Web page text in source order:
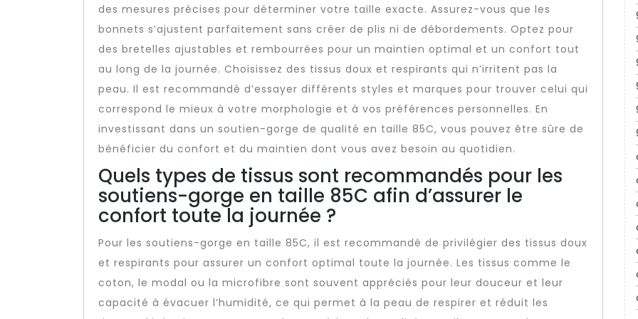
des mesures précises pour déterminer votre taille exacte. Assurez-vous que les
bonnets s’ajustent parfaitement sans créer de plis ni de débordements. Optez pour
des bretelles ajustables et rembourrées pour un maintien optimal et un confort tout
au long de la journée. Choisissez des tissus doux et respirants qui n’irritent pas la
peau. Il est recommandé d’essayer différents styles et marques pour trouver celui qui
correspond le mieux à votre morphologie et à vos préférences personnelles. En
investissant dans un soutien-gorge de qualité en taille 85C, vous pouvez être sûre de
bénéficier du confort et du maintien dont vous avez besoin au quotidien.
Quels types de tissus sont recommandés pour les
soutiens-gorge en taille 85C afin d’assurer le
confort toute la journée ?
Pour les soutiens-gorge en taille 85C, il est recommandé de privilégier des tissus doux
et respirants pour assurer un confort optimal toute la journée. Les tissus comme le
coton, le modal ou la microfibre sont souvent appréciés pour leur douceur et leur
capacité à évacuer l’humidité, ce qui permet à la peau de respirer et réduit les